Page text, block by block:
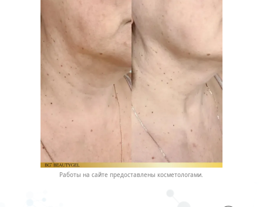
Работы на сайте предоставлены косметологами.